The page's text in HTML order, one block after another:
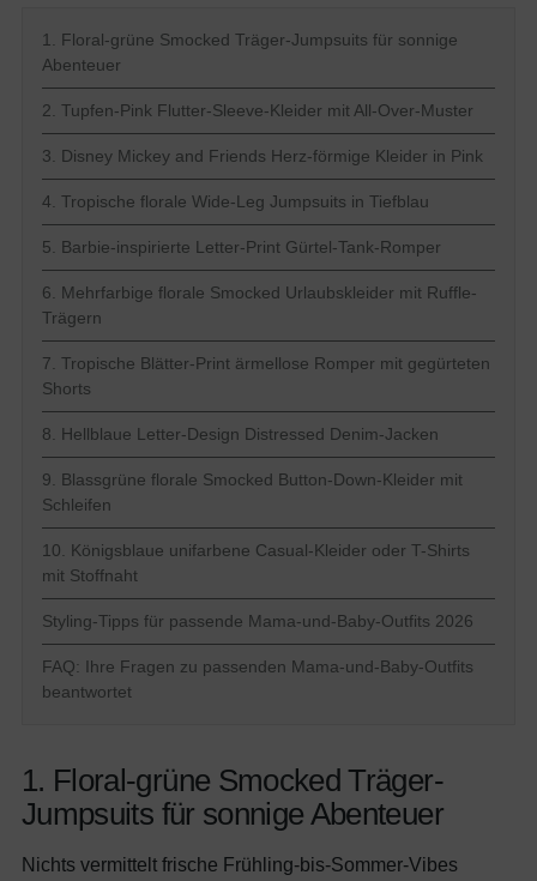
1. Floral-grüne Smocked Träger-Jumpsuits für sonnige
Abenteuer
2. Tupfen-Pink Flutter-Sleeve-Kleider mit All-Over-Muster
3. Disney Mickey and Friends Herz-förmige Kleider in Pink
4. Tropische florale Wide-Leg Jumpsuits in Tiefblau
5. Barbie-inspirierte Letter-Print Gürtel-Tank-Romper
6. Mehrfarbige florale Smocked Urlaubskleider mit Ruffle-
Trägern
7. Tropische Blätter-Print ärmellose Romper mit gegürteten
Shorts
8. Hellblaue Letter-Design Distressed Denim-Jacken
9. Blassgrüne florale Smocked Button-Down-Kleider mit
Schleifen
10. Königsblaue unifarbene Casual-Kleider oder T-Shirts
mit Stoffnaht
Styling-Tipps für passende Mama-und-Baby-Outfits 2026
FAQ: Ihre Fragen zu passenden Mama-und-Baby-Outfits
beantwortet
1. Floral-grüne Smocked Träger-
Jumpsuits für sonnige Abenteuer
Nichts vermittelt frische Frühling-bis-Sommer-Vibes